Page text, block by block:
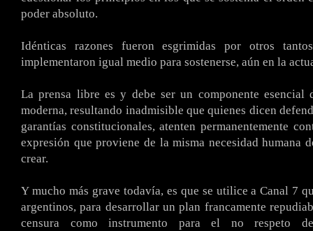
poder absoluto.
Idénticas razones fueron esgrimidas por otros
implementaron igual medio para sostenerse, aún en la
La prensa libre es y debe ser un componente esencial
moderna, resultando inadmisible que quienes dicen
garantías constitucionales, atenten permanentemente
expresión que proviene de la misma necesidad humana
crear.
Y mucho más grave todavía, es que se utilice a Canal 7
argentinos, para desarrollar un plan francamente
censura como instrumento para el no respeto